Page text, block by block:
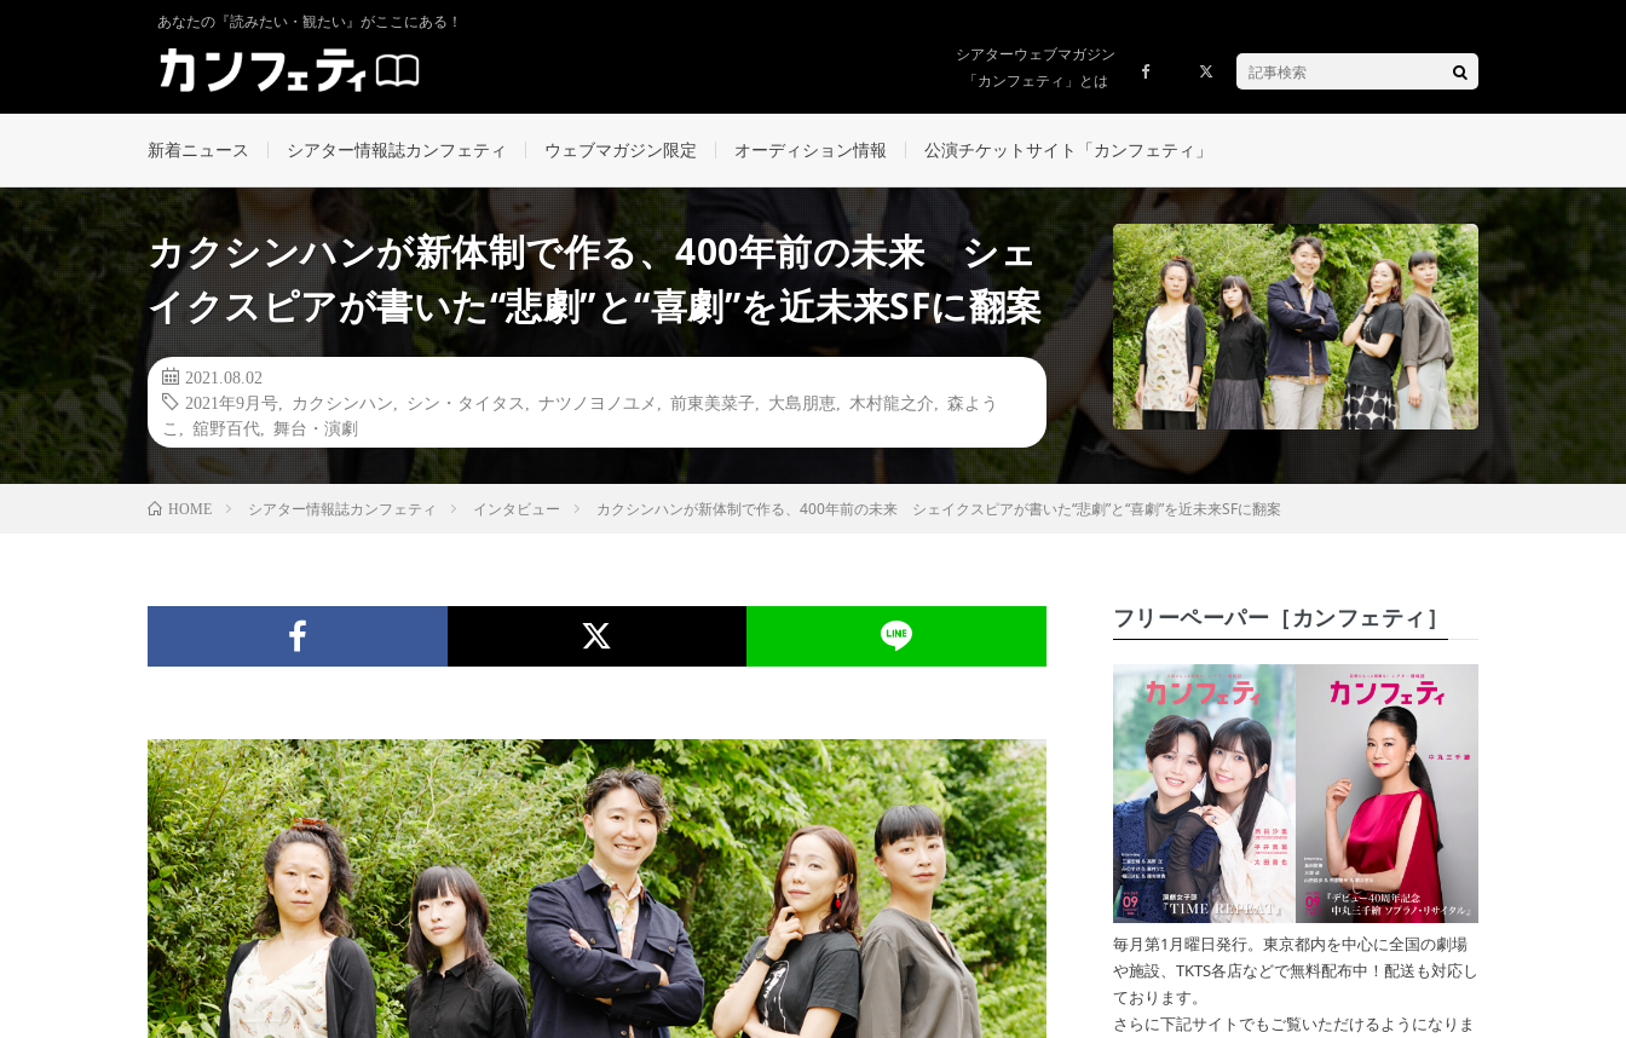
あなたの『読みたい・観たい』がここにある！
シアターウェブマガジン
「カンフェティ」とは
新着ニュース シアター情報誌カンフェティ ウェブマガジン限定 オーディション情報 公演チケットサイト「カンフェティ」
カクシンハンが新体制で作る、400年前の未来 シェ
イクスピアが書いた“悲劇”と“喜劇”を近未来SFに翻案
2021.08.02
2021年9月号
カクシンハン シン・タイタス ナツノヨノユメ 前東美菜子 大島朋恵 木村龍之介
森よう
こ
舘野百代 舞台・演劇
HOME シアター情報誌カンフェティ インタビュー カクシンハンが新体制で作る、400年前の未来 シェイクスピアが書いた“悲劇”と“喜劇”を近未来SFに翻案
フリーペーパー［カンフェティ］
毎月第1月曜日発行。東京都内を中心に全国の劇場
や施設、TKTS各店などで無料配布中！配送も対応し
ております。
さらに下記サイトでもご覧いただけるようになりま